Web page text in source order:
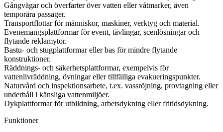
Gångvägar och överfarter över vatten eller våtmarker, även
temporära passager.
Transportflottar för människor, maskiner, verktyg och material.
Evenemangsplattformar för event, tävlingar, scenlösningar och
flytande reklamytor.
Bastu- och stugplattformar eller bas för mindre flytande
konstruktioner.
Räddnings- och säkerhetsplattformar, exempelvis för
vattenlivräddning, övningar eller tillfälliga evakueringspunkter.
Naturvård och inspektionsarbete, t.ex. vassröjning, provtagning eller
underhåll i känsliga vattenmiljöer.
Dykplattformar för utbildning, arbetsdykning eller fritidsdykning.
Funktioner